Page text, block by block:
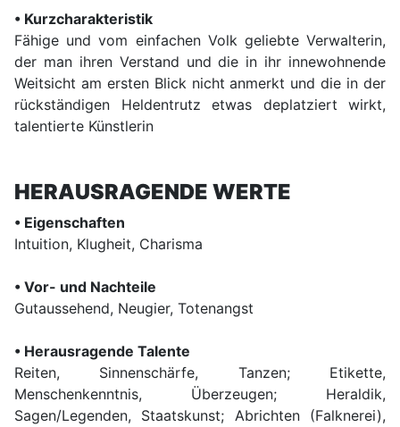
• Kurzcharakteristik
Fähige und vom einfachen Volk geliebte Verwalterin,
der man ihren Verstand und die in ihr innewohnende
Weitsicht am ersten Blick nicht anmerkt und die in der
rückständigen Heldentrutz etwas deplatziert wirkt,
talentierte Künstlerin
HERAUSRAGENDE WERTE
• Eigenschaften
Intuition, Klugheit, Charisma
• Vor- und Nachteile
Gutaussehend, Neugier, Totenangst
• Herausragende Talente
Reiten, Sinnenschärfe, Tanzen; Etikette,
Menschenkenntnis, Überzeugen; Heraldik,
Sagen/Legenden, Staatskunst; Abrichten (Falknerei),